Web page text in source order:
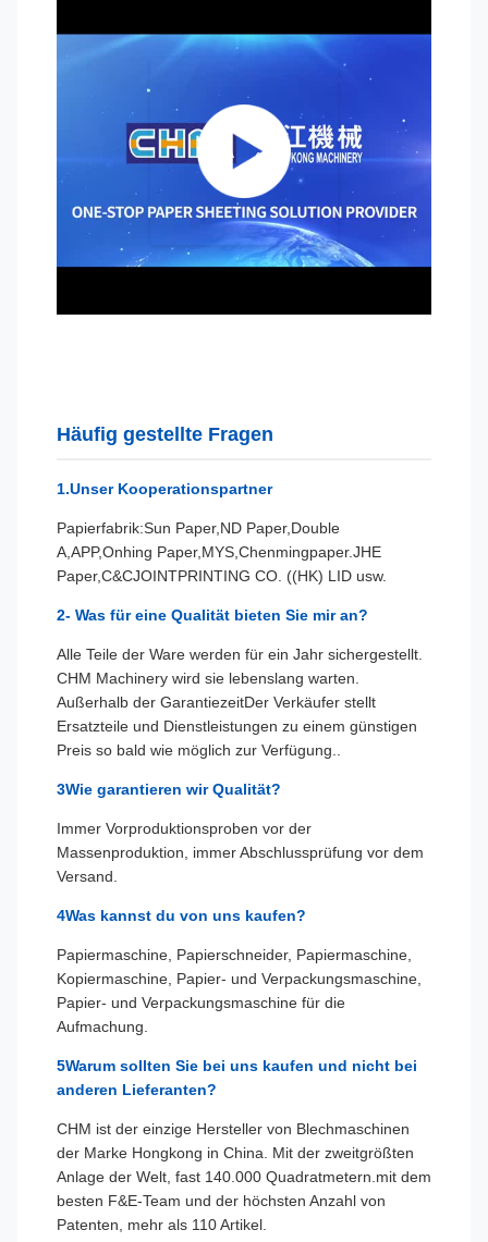
Häufig gestellte Fragen
1.Unser Kooperationspartner
Papierfabrik:Sun Paper,ND Paper,Double
A,APP,Onhing Paper,MYS,Chenmingpaper.JHE
Paper,C&CJOINTPRINTING CO. ((HK) LID usw.
2- Was für eine Qualität bieten Sie mir an?
Alle Teile der Ware werden für ein Jahr sichergestellt.
CHM Machinery wird sie lebenslang warten.
Außerhalb der GarantiezeitDer Verkäufer stellt
Ersatzteile und Dienstleistungen zu einem günstigen
Preis so bald wie möglich zur Verfügung..
3Wie garantieren wir Qualität?
Immer Vorproduktionsproben vor der
Massenproduktion, immer Abschlussprüfung vor dem
Versand.
4Was kannst du von uns kaufen?
Papiermaschine, Papierschneider, Papiermaschine,
Kopiermaschine, Papier- und Verpackungsmaschine,
Papier- und Verpackungsmaschine für die
Aufmachung.
5Warum sollten Sie bei uns kaufen und nicht bei
anderen Lieferanten?
CHM ist der einzige Hersteller von Blechmaschinen
der Marke Hongkong in China. Mit der zweitgrößten
Anlage der Welt, fast 140.000 Quadratmetern.mit dem
besten F&E-Team und der höchsten Anzahl von
Patenten, mehr als 110 Artikel.